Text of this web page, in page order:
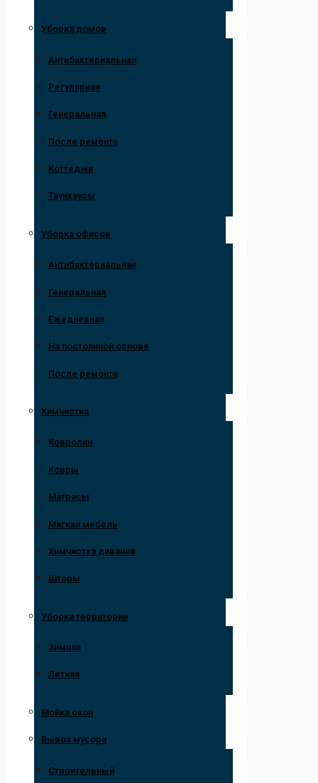
Уборка домов
Антибактериальная
Регулярная
Генеральная
После ремонта
Коттеджи
Таунхаусы
Уборка офисов
Антибактериальная
Генеральная
Ежедневная
На постоянной основе
После ремонта
Химчистка
Ковролин
Ковры
Матрасы
Мягкая мебель
Химчистка диванов
Шторы
Уборка территории
Зимняя
Летняя
Мойка окон
Вывоз мусора
Строительный